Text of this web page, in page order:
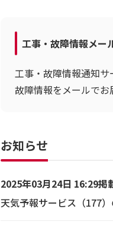
工事・故障情報メー
工事・故障情報通知サ
故障情報をメールでお
お知らせ
2025年03月24日 16:29掲
天気予報サービス（177